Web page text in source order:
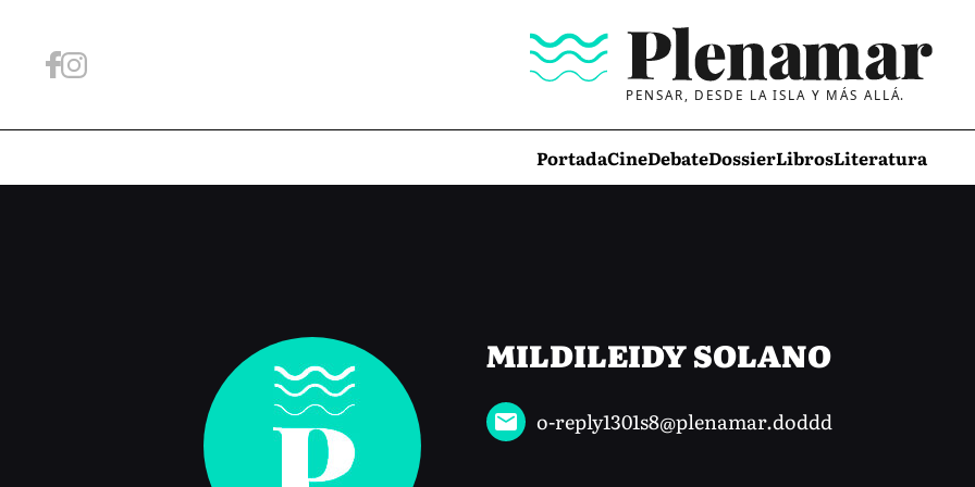
PENSAR, DESDE LA ISLA Y MÁS ALLÁ.
PortadaCineDebateDossierLibrosLiteratura
MILDILEIDY SOLANO
o-reply1301s8@plenamar.doddd